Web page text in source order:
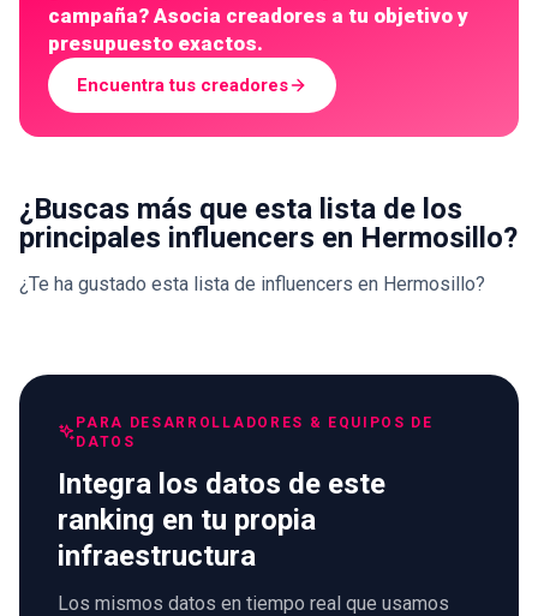
campaña? Asocia creadores a tu objetivo y
presupuesto exactos.
Encuentra tus creadores
¿Buscas más que esta lista de los
principales influencers en Hermosillo?
¿Te ha gustado esta lista de influencers en Hermosillo?
PARA DESARROLLADORES & EQUIPOS DE
DATOS
Integra los datos de este
ranking en tu propia
infraestructura
Los mismos datos en tiempo real que usamos